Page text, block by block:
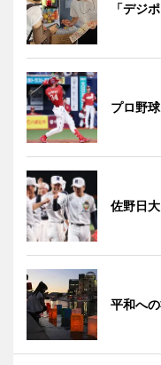
「デジ
プロ野
佐野日
平和へ